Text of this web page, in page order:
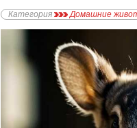
Категория Домашние